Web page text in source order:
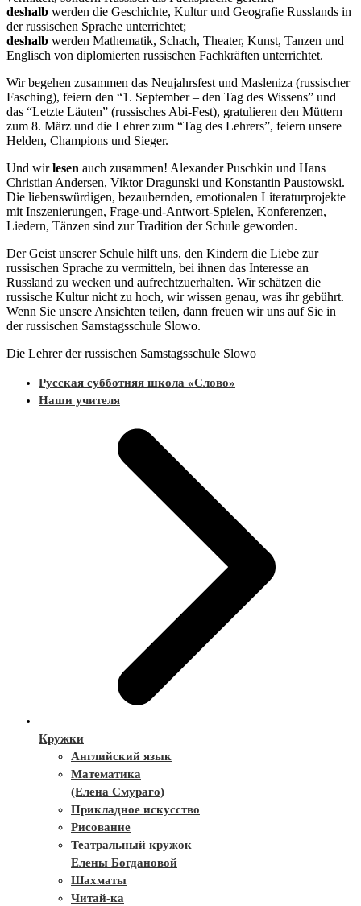
deshalb werden die Geschichte, Kultur und Geografie Russlands in
der russischen Sprache unterrichtet;
deshalb werden Mathematik, Schach, Theater, Kunst, Tanzen und
Englisch von diplomierten russischen Fachkräften unterrichtet.
Wir begehen zusammen das Neujahrsfest und Masleniza (russischer
Fasching), feiern den “1. September – den Tag des Wissens” und
das “Letzte Läuten” (russisches Abi-Fest), gratulieren den Müttern
zum 8. März und die Lehrer zum “Tag des Lehrers”, feiern unsere
Helden, Champions und Sieger.
Und wirlesen auch zusammen! Alexander Puschkin und Hans
Christian Andersen, Viktor Dragunski und Konstantin Paustowski.
Die liebenswürdigen, bezaubernden, emotionalen Literaturprojekte
mit Inszenierungen, Frage-und-Antwort-Spielen, Konferenzen,
Liedern, Tänzen sind zur Tradition der Schule geworden.
Der Geist unserer Schule hilft uns, den Kindern die Liebe zur
russischen Sprache zu vermitteln, bei ihnen das Interesse an
Russland zu wecken und aufrechtzuerhalten. Wir schätzen die
russische Kultur nicht zu hoch, wir wissen genau, was ihr gebührt.
Wenn Sie unsere Ansichten teilen, dann freuen wir uns auf Sie in
der russischen Samstagsschule Slowo.
Die Lehrer der russischen Samstagsschule Slowo
Русская субботняя школа «Слово»
Наши учителя
Кружки
Английский язык
Математика
(Елена Смураго)
Прикладное искусство
Рисование
Театральный кружок
Елены Богдановой
Шахматы
Читай-ка